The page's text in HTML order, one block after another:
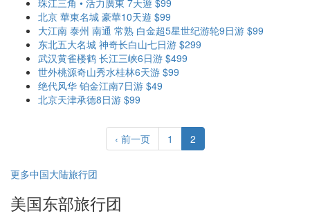
珠江三角 • 活力廣東 7天遊 $99
北京 華東名城 豪華10天遊 $99
大江南 泰州 南通 常熟 白金超5星世纪游轮9日游 $99
东北五大名城 神奇长白山七日游 $299
武汉黄雀楼鹤 长江三峡6日游 $499
世外桃源奇山秀水桂林6天游 $99
绝代风华 铂金江南7日游 $49
北京天津承德8日游 $99
‹ 前一页 1 2
更多中国大陆旅行团
美国东部旅行团